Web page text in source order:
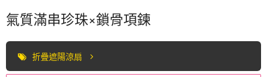
氣質滿串珍珠×鎖骨項鍊
折疊遮陽涼扇